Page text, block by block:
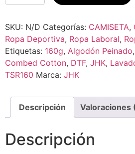
SKU: N/D Categorías: CAMISETA,
Ropa Deportiva, Ropa Laboral,
Etiquetas: 160g, Algodón Peinado,
Combed Cotton, DTF, JHK,
TSR160 Marca: JHK
Descripción Valoraciones
Descripción